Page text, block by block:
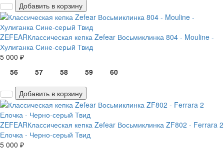
Добавить в корзину
ZEFEARКлассическая кепка Zefear Восьмиклинка 804 - Mouline -
Хулиганка Сине-серый Твид
5 000 ₽
56
57 58 59 60
Добавить в корзину
ZEFEARКлассическая кепка Zefear Восьмиклинка ZF802 - Ferrara 2
Елочка - Черно-серый Твид
5 000 ₽